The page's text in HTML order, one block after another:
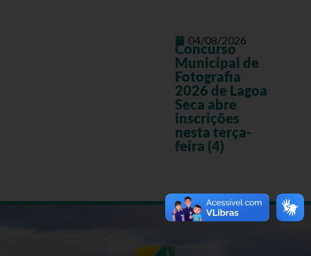
04/08/2026
Concurso
Municipal de
Fotografia
2026 de Lagoa
Seca abre
inscrições
nesta terça-
feira (4)